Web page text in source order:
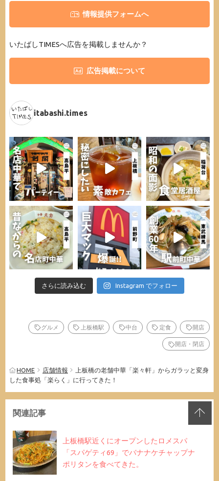
情報提供フォームへ
いたばしTIMESへ広告を掲載しませんか？
広告掲載について
itabashi.times
さらに読み込む Instagram でフォロー
グルメ 上板橋駅 中台 定食 開店
開店・閉店
HOME 店舗情報
上板橋の老舗中華「楽々軒」からガラッと変身
した食事処「楽らく」に行ってきた！
関連記事
上板橋駅近くにオープンしたロメスパ
「スパゲティ69」でバナナケチャップナ
ポリタンを食べてきた。